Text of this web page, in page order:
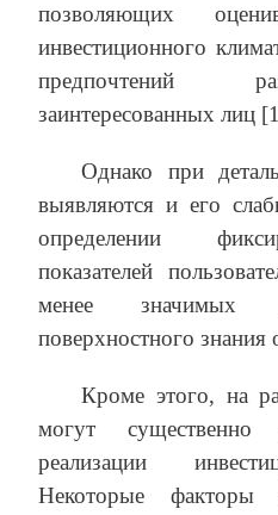
позволяющих
инвестиционного
предпочтений
заинтересованных лиц
Однако при
выявляются и его
определении
показателей
менее значимых
поверхностного знания
Кроме этого, на
могут существенно
реализации
Некоторые факторы